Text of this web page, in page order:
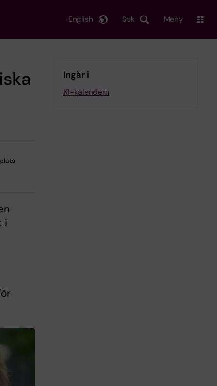
Sök
English Meny
i
Ingår i
KI-kalendern